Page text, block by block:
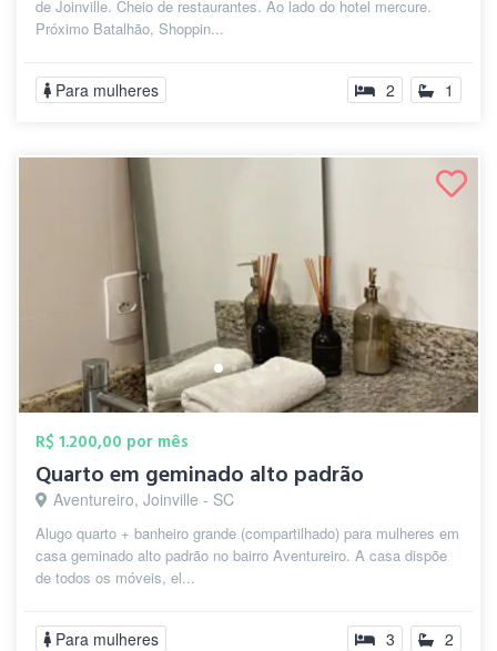
de Joinville. Cheio de restaurantes. Ao lado do hotel mercure.
Próximo Batalhão, Shoppin...
Para mulheres 2 1
R$ 1.200,00 por mês
Quarto em geminado alto padrão
Aventureiro, Joinville - SC
Alugo quarto + banheiro grande (compartilhado) para mulheres em
casa geminado alto padrão no bairro Aventureiro. A casa dispõe
de todos os móveis, el...
Para mulheres 3 2